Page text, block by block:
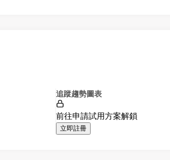
追蹤趨勢圖表
前往申請試用方案解鎖
立即註冊